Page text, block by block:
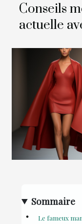
Conseils
actuelle
Sommaire
Le fameux